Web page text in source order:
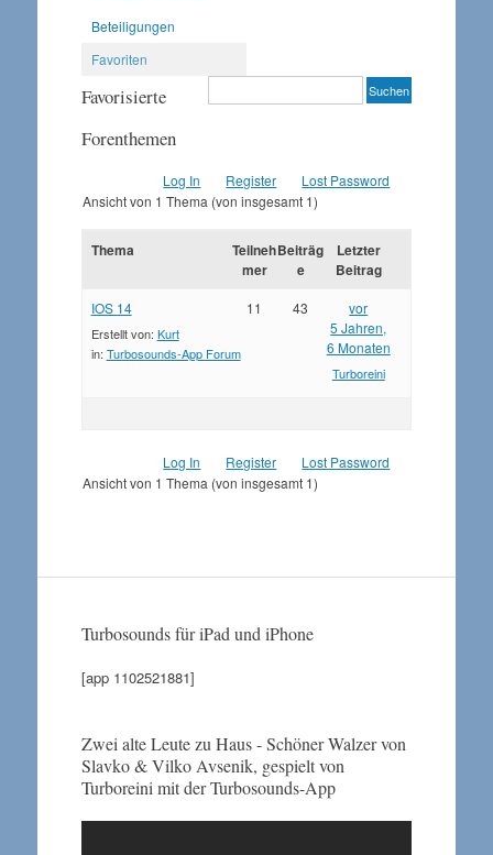
Beteiligungen
Favoriten
Favorisierte
Forenthemen
Log In Register
Lost Password
Ansicht von 1 Thema (von insgesamt 1)
Thema
Teilneh
mer
Beiträg
e
Letzter
Beitrag
IOS 14
Erstellt von: Kurt
in: Turbosounds-App Forum
11 43
vor
5 Jahren,
6 Monaten
Turboreini
Log In Register
Lost Password
Ansicht von 1 Thema (von insgesamt 1)
Turbosounds für iPad und iPhone
[app 1102521881]
Zwei alte Leute zu Haus - Schöner Walzer von
Slavko & Vilko Avsenik, gespielt von
Turboreini mit der Turbosounds-App